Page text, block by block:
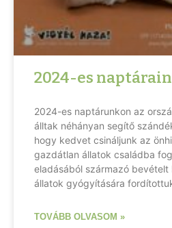
2024-es
2024-es naptárunkon az
álltak néhányan segítő
hogy kedvet csináljunk az
gazdátlan állatok családba
eladásából származó
állatok gyógyítására
TOVÁBB OLVASOM »